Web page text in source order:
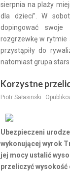
sierpnia na plaży
dla dzieci”. W
dopingować swoje
rozgrzewkę w rytmie
przystąpiły do
natomiast grupa
Korzystne
Piotr Sałasinski
Ubezpieczeni
wykonującej wyrok
jej mocy ustalić
przeliczyć wysokość